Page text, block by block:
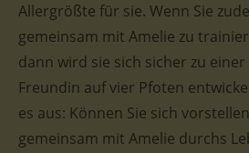
Allergrößte für sie. Wenn Sie
gemeinsam mit Amelie zu
dann wird sie sich sicher zu
Freundin auf vier Pfoten
es aus: Können Sie sich
gemeinsam mit Amelie durchs